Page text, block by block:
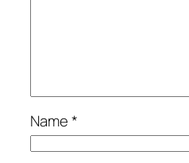
Name*